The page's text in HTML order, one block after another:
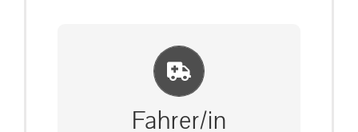
Bitte unter unserem Büro anrufen
auf: 0162-7909946
Fahrer/in
Einlernung und Infos